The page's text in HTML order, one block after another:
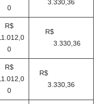
0
3.330,36
R$
0
R$
3.330,36
R$
0
R$
3.330,36